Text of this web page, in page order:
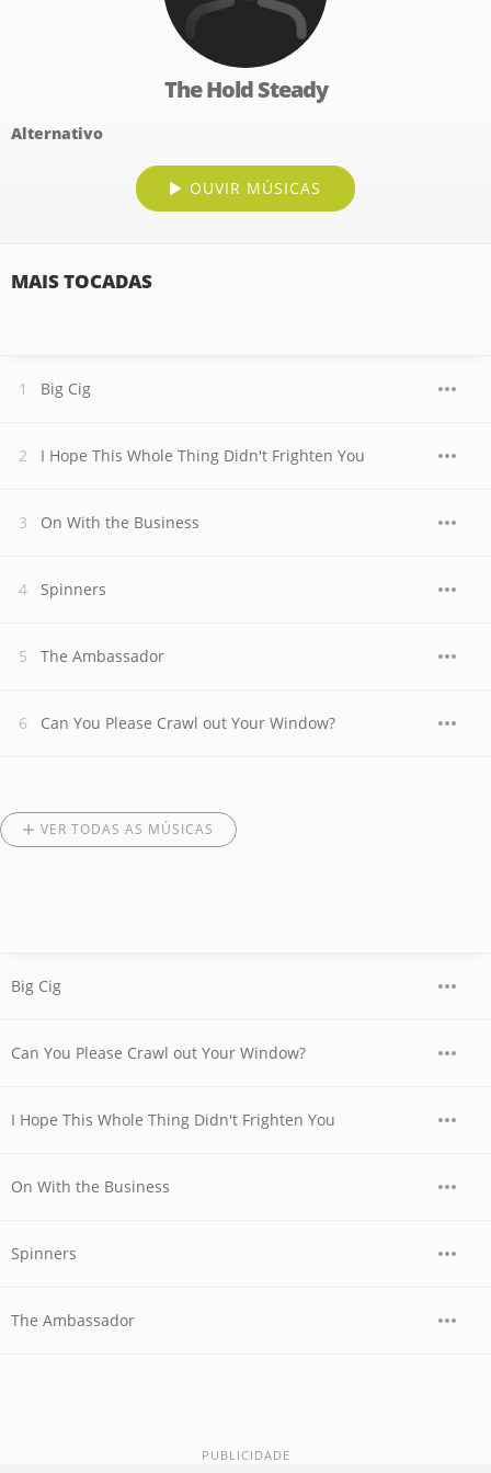
The Hold Steady
Alternativo
OUVIR MÚSICAS
MAIS TOCADAS
Big Cig
I Hope This Whole Thing Didn't Frighten You
On With the Business
Spinners
The Ambassador
Can You Please Crawl out Your Window?
VER TODAS AS MÚSICAS
Big Cig
Can You Please Crawl out Your Window?
I Hope This Whole Thing Didn't Frighten You
On With the Business
Spinners
The Ambassador